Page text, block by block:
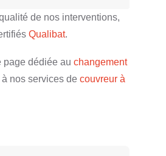
de nos interventions,
Qualibat.
page dédiée au changement
à nos services de couvreur à